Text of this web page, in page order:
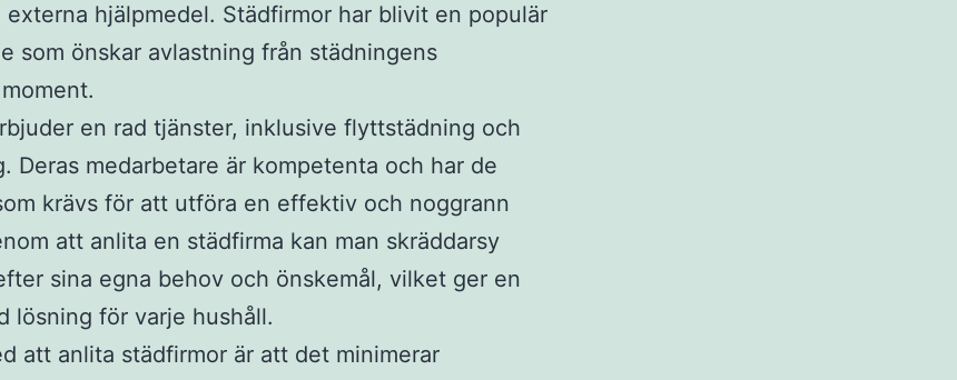
externa hjälpmedel. Städfirmor har blivit en populär
som önskar avlastning från städningens
en rad tjänster, inklusive flyttstädning och
Deras medarbetare är kompetenta och har de
krävs för att utföra en effektiv och noggrann
att anlita en städfirma kan man skräddarsy
sina egna behov och önskemål, vilket ger en
lösning för varje hushåll.
att anlita städfirmor är att det minimerar